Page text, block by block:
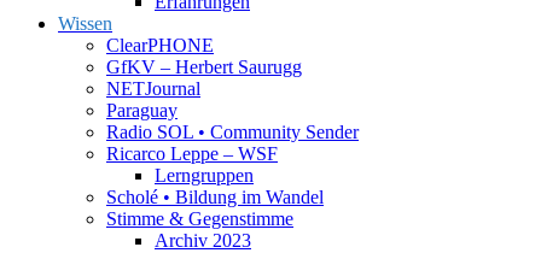
Wissen
ClearPHONE
GfKV – Herbert Saurugg
NETJournal
Paraguay
Radio SOL • Community Sender
Ricarco Leppe – WSF
Lerngruppen
Scholé • Bildung im Wandel
Stimme & Gegenstimme
Archiv 2023